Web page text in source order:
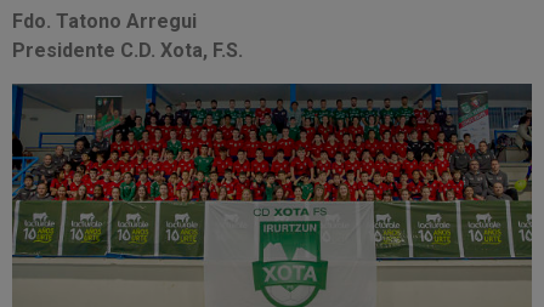
Fdo. Tatono Arregui
Presidente C.D. Xota, F.S.